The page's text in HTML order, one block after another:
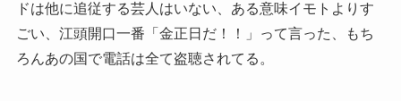
ドは他に追従する芸人はいない、ある意味イモトよりす
ごい、江頭開口一番「金正日だ！！」って言った、もち
ろんあの国で電話は全て盗聴されてる。